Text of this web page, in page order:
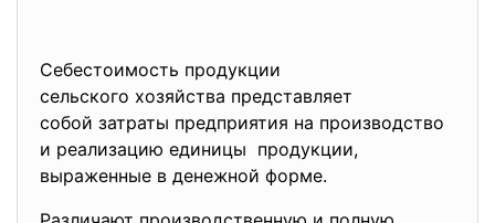
Себестоимость продукции
сельского хозяйства представляет
собой затраты предприятия на производство
и реализацию единицы продукции,
выраженные в денежной форме.